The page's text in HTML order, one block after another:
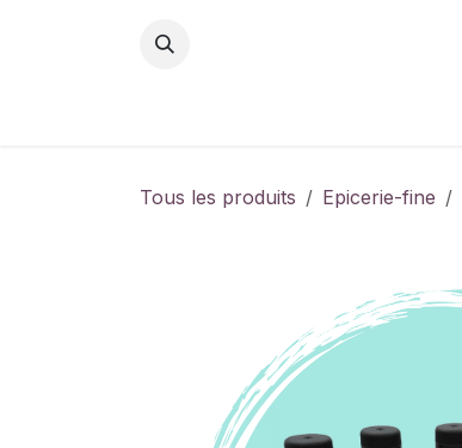
Tous les produits Epicerie-fine